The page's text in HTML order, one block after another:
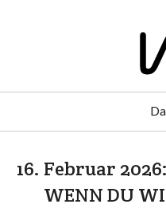
16. Februar
WENN DU